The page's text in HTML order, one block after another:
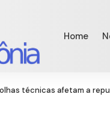
Home
técnicas afetam a